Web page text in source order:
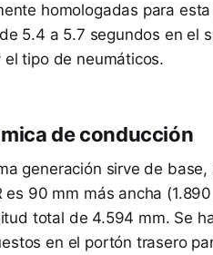
homologadas para
5.4 a 5.7 segundos en el
tipo de neumáticos.
de conducción
generación sirve de
90 mm más ancha
total de 4.594 mm. Se
en el portón trasero